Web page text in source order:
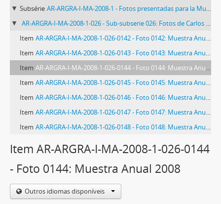
Subsérie AR-ARGRA-I-MA-2008-1 - Fotos presentadas para la Muestra Anual XX Edición (período 2008)
AR-ARGRA-I-MA-2008-1-026 - Sub-subserie 026: Fotos de Carlos Brigo
Item AR-ARGRA-I-MA-2008-1-026-0142 - Foto 0142: Muestra Anual 2008
Item AR-ARGRA-I-MA-2008-1-026-0143 - Foto 0143: Muestra Anual 2008
Item AR-ARGRA-I-MA-2008-1-026-0144 - Foto 0144: Muestra Anual 2008
Item AR-ARGRA-I-MA-2008-1-026-0145 - Foto 0145: Muestra Anual 2008
Item AR-ARGRA-I-MA-2008-1-026-0146 - Foto 0146: Muestra Anual 2008
Item AR-ARGRA-I-MA-2008-1-026-0147 - Foto 0147: Muestra Anual 2008
Item AR-ARGRA-I-MA-2008-1-026-0148 - Foto 0148: Muestra Anual 2008
Item AR-ARGRA-I-MA-2008-1-026-0144
- Foto 0144: Muestra Anual 2008
Outros idiomas disponíveis